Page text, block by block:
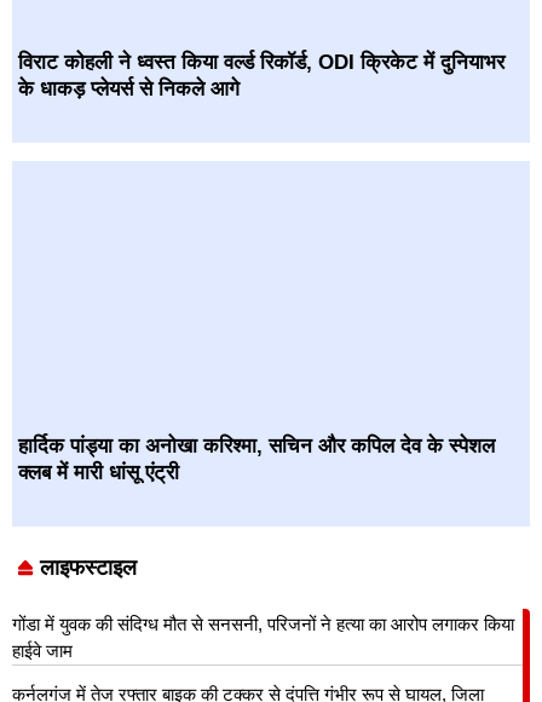
विराट कोहली ने ध्वस्त किया वर्ल्ड रिकॉर्ड, ODI क्रिकेट में दुनियाभर
के धाकड़ प्लेयर्स से निकले आगे
हार्दिक पांड्या का अनोखा करिश्मा, सचिन और कपिल देव के स्पेशल
क्लब में मारी धांसू एंट्री
लाइफस्टाइल
गोंडा में युवक की संदिग्ध मौत से सनसनी, परिजनों ने हत्या का आरोप लगाकर किया
हाईवे जाम
कर्नलगंज में तेज रफ्तार बाइक की टक्कर से दंपत्ति गंभीर रूप से घायल, जिला